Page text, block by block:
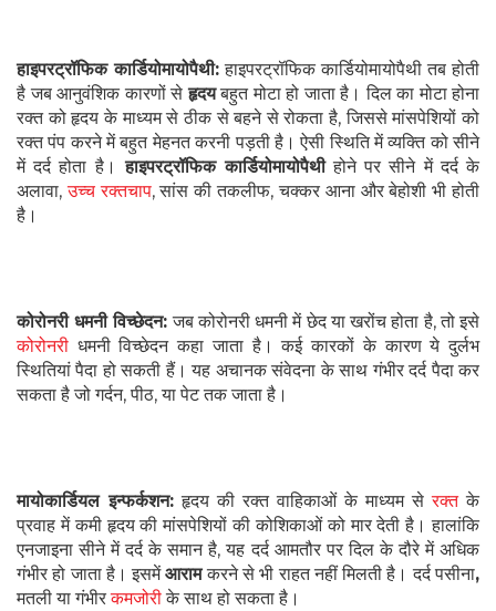
हाइपरट्रॉफिक कार्डियोमायोपैथी: हाइपरट्रॉफिक कार्डियोमायोपैथी तब होती
है जब आनुवंशिक कारणों सेहृदयबहुत मोटा हो जाता है। दिल का मोटा होना
रक्त को हृदय के माध्यम से ठीक से बहने से रोकता है, जिससे मांसपेशियों को
रक्त पंप करने में बहुत मेहनत करनी पड़ती है। ऐसी स्थिति में व्यक्ति को सीने
में दर्द होता है। हाइपरट्रॉफिक कार्डियोमायोपैथीहोने पर सीने में दर्द के
अलावा, उच्च रक्तचाप, सांस की तकलीफ, चक्कर आना और बेहोशी भी होती
है।
कोरोनरी धमनी विच्छेदन: जब कोरोनरी धमनी में छेद या खरोंच होता है, तो इसे
कोरोनरी धमनी विच्छेदन कहा जाता है। कई कारकों के कारण ये दुर्लभ
स्थितियां पैदा हो सकती हैं। यह अचानक संवेदना के साथ गंभीर दर्द पैदा कर
सकता है जो गर्दन, पीठ, या पेट तक जाता है।
मायोकार्डियल इन्फर्कशन: हृदय की रक्त वाहिकाओं के माध्यम से रक्तके
प्रवाह में कमी हृदय की मांसपेशियों की कोशिकाओं को मार देती है। हालांकि
एनजाइना सीने में दर्द के समान है, यह दर्द आमतौर पर दिल के दौरे में अधिक
गंभीर हो जाता है। इसमेंआरामकरने से भी राहत नहीं मिलती है। दर्द पसीना,
मतली या गंभीरकमजोरीके साथ हो सकता है।